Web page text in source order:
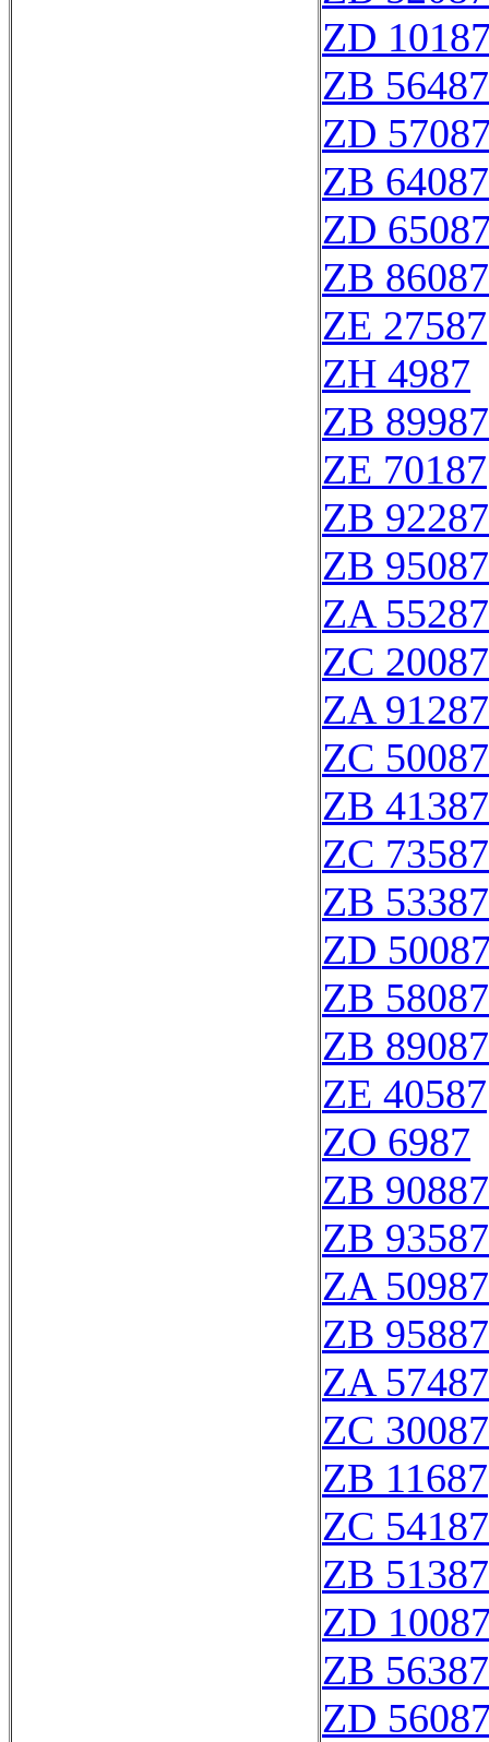
ZD
ZB 56487
ZD
ZB 64087
ZD
ZB 86087
ZE 27587
ZH 4987
ZB 89987
ZE 70187
ZB 92287
ZB 95087
ZA 55287
ZC 20087
ZA 91287
ZC 50087
ZB 41387
ZC 73587
ZB 53387
ZD
ZB 58087
ZB 89087
ZE 40587
ZO 6987
ZB 90887
ZB 93587
ZA 50987
ZB 95887
ZA 57487
ZC 30087
ZB 11687
ZC 54187
ZB 51387
ZD
ZB 56387
ZD